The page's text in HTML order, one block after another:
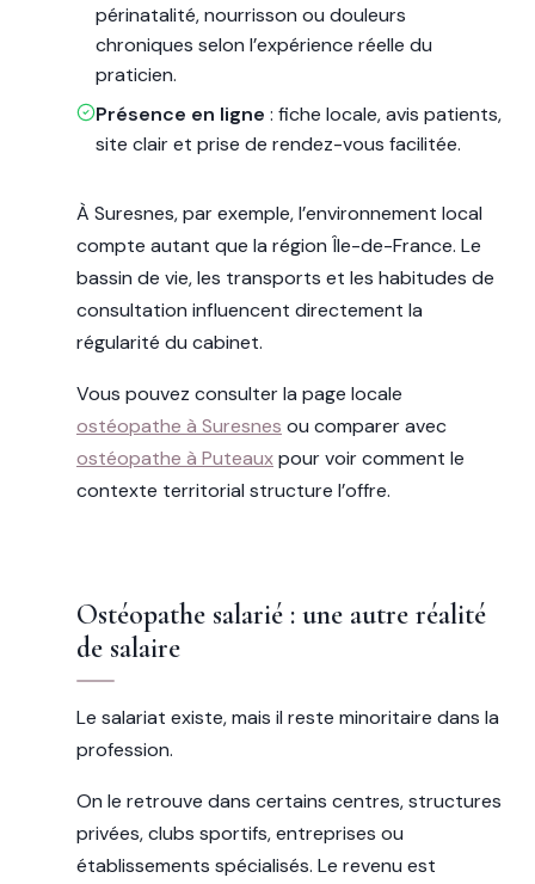
périnatalité, nourrisson ou douleurs
chroniques selon l’expérience réelle du
praticien.
Présence en ligne : fiche locale, avis patients,
site clair et prise de rendez-vous facilitée.
À Suresnes, par exemple, l’environnement local
compte autant que la région Île-de-France. Le
bassin de vie, les transports et les habitudes de
consultation influencent directement la
régularité du cabinet.
Vous pouvez consulter la page locale
ostéopathe à Suresnes ou comparer avec
ostéopathe à Puteauxpour voir comment le
contexte territorial structure l’offre.
Ostéopathe salarié : une autre réalité
de salaire
Le salariat existe, mais il reste minoritaire dans la
profession.
On le retrouve dans certains centres, structures
privées, clubs sportifs, entreprises ou
établissements spécialisés. Le revenu est